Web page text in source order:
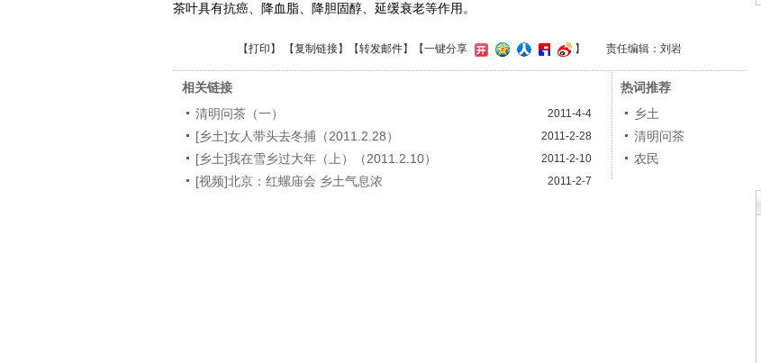
茶叶具有抗癌、降血脂、降胆固醇、延缓衰老等作用。
【打印 】 【复制链接】【转发邮件】 【一键分享 】 责任编辑：刘岩
相关链接
清明问茶（一）
2011-4-4
[乡土]女人带头去冬捕（2011.2.28） 2011-2-28
[乡土]我在雪乡过大年（上）（2011.2.10） 2011-2-10
[视频]北京：红螺庙会 乡土气息浓 2011-2-7
热词推荐
乡土
清明问茶
农民